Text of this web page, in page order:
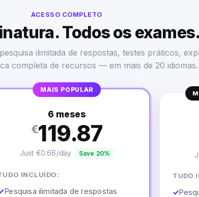
ACESSO COMPLETO
Todos os exames.
ilimitada de respostas, testes práticos,
completa de recursos — em mais de 20 idiomas.
MAIS POPULAR
6 meses
€119.87
Just €0.66/day Save 20%
INCLUÍDO:
Pesquisa ilimitada de respostas
TUDO
✓